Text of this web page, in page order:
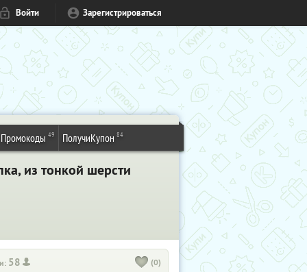
Войти Зарегистрироваться
Промокоды 49 ПолучиКупон 84
из тонкой шерсти
58 (0)